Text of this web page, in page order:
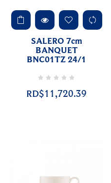
SALERO 7cm
BANQUET
BNC01TZ 24/1
RD$11,720.39